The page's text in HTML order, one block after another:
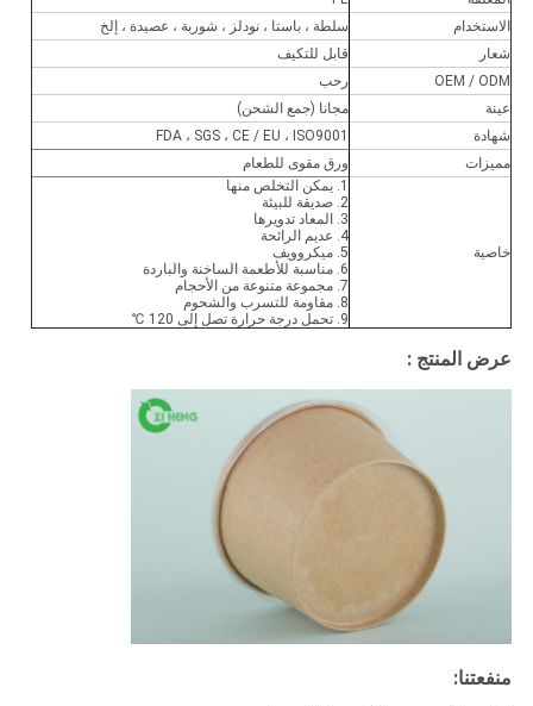
الاستخدام
سلطة ، باستا ، نودلز ، شوربة ، عصيدة ، إلخ
شعار
قابل للتكيف
OEM / ODM
رحب
عينة
مجانا (جمع الشحن)
شهادة
FDA ، SGS ، CE / EU ، ISO9001
مميزات
ورق مقوى للطعام
خاصية
1. يمكن التخلص منها
2. صديقة للبيئة
3. المعاد تدويرها
4. عديم الرائحة
5. ميكروويف
6. مناسبة للأطعمة الساخنة والباردة
7. مجموعة متنوعة من الأحجام
8. مقاومة للتسرب والشحوم
9. تحمل درجة حرارة تصل إلى 120 ℃
عرض المنتج :
منفعتنا: